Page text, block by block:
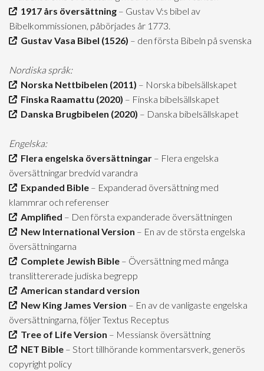
1917 års översättning – Gustav V:s bibel av
Bibelkommissionen, påbörjades år 1773.
Gustav Vasa Bibel (1526) – den första Bibeln på svenska
Nordiska språk:
Norska Nettbibelen (2011) – Norska bibelsällskapet
Finska Raamattu (2020) – Finska bibelsällskapet
Danska Brugbibelen (2020) – Danska bibelsällskapet
Engelska:
Flera engelska översättningar – Flera engelska
översättningar bredvid varandra
Expanded Bible – Expanderad översättning med
klammrar och referenser
Amplified – Den första expanderade översättningen
New International Version – En av de största engelska
översättningarna
Complete Jewish Bible – Översättning med många
translittererade judiska begrepp
American standard version
New King James Version – En av de vanligaste engelska
översättningarna, följer Textus Receptus
Tree of Life Version – Messiansk översättning
NET Bible – Stort tillhörande kommentarsverk, generös
copyright policy